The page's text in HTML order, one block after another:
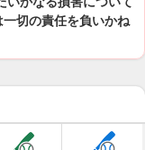
切の責任を負いかね